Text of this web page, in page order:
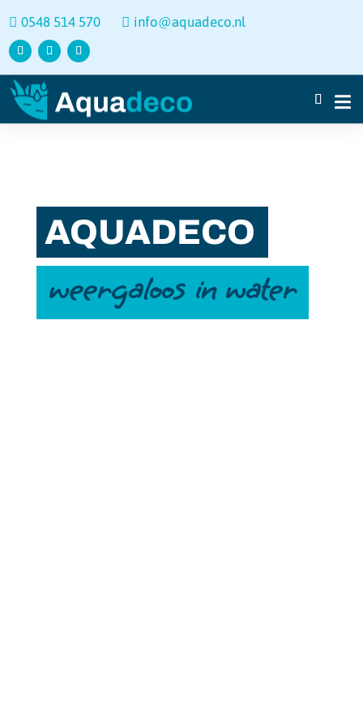
 0548 514 570  info@aquadeco.nl
AQUADECO
weergaloos in water